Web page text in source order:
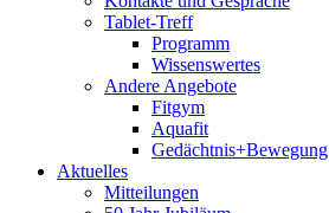
Tablet-Treff
Programm
Wissenswertes
Andere Angebote
Fitgym
Aquafit
Gedächtnis+Bewegung
Aktuelles
Mitteilungen